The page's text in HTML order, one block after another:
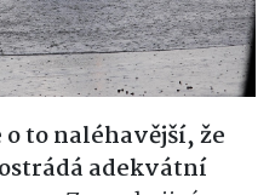
to naléhavější, že
adekvátní